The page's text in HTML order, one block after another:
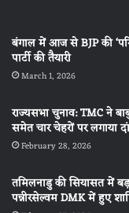
बंगाल में आज से BJP की
पार्टी की तैयारी
March 1, 2026
राज्यसभा चुनाव: TMC ने
समेत चार चेहरों पर लगाया
February 28, 2026
तमिलनाडु की सियासत में
पन्नीरसेल्वम DMK में हुए